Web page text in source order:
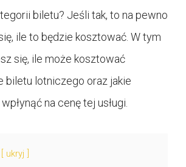
biletu? Jeśli tak, to na pewno
ile to będzie kosztować. W tym
się, ile może kosztować
biletu lotniczego oraz jakie
na cenę tej usługi.
ukryj